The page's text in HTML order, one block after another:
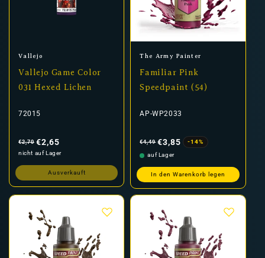
Anbieter:
Vallejo
Vallejo Game Color
031 Hexed Lichen
72015
Preis
€2,70 €2,65
nicht auf Lager
Ausverkauft
Anbieter:
The Army Painter
Familiar Pink
Speedpaint (54)
AP-WP2033
Preis
€4,49 €3,85
-14%
auf Lager
In den Warenkorb legen